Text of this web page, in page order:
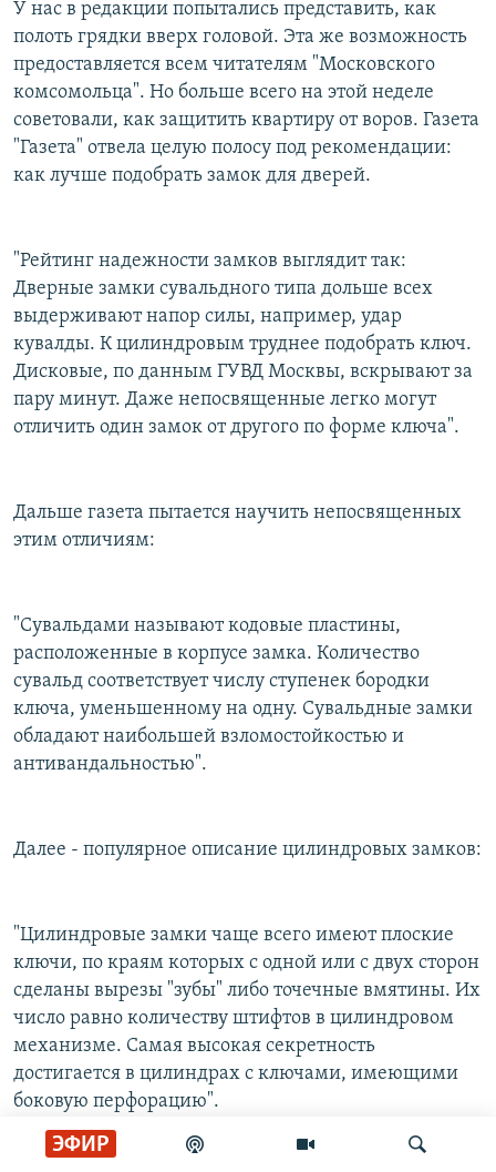
ЭФИР
У нас в редакции попытались представить, как
полоть грядки вверх головой. Эта же возможность
предоставляется всем читателям "Московского
комсомольца". Но больше всего на этой неделе
советовали, как защитить квартиру от воров. Газета
"Газета" отвела целую полосу под рекомендации:
как лучше подобрать замок для дверей.
"Рейтинг надежности замков выглядит так:
Дверные замки сувальдного типа дольше всех
выдерживают напор силы, например, удар
кувалды. К цилиндровым труднее подобрать ключ.
Дисковые, по данным ГУВД Москвы, вскрывают за
пару минут. Даже непосвященные легко могут
отличить один замок от другого по форме ключа".
Дальше газета пытается научить непосвященных
этим отличиям:
"Сувальдами называют кодовые пластины,
расположенные в корпусе замка. Количество
сувальд соответствует числу ступенек бородки
ключа, уменьшенному на одну. Сувальдные замки
обладают наибольшей взломостойкостью и
антивандальностью".
Далее - популярное описание цилиндровых замков:
"Цилиндровые замки чаще всего имеют плоские
ключи, по краям которых с одной или с двух сторон
сделаны вырезы "зубы" либо точечные вмятины. Их
число равно количеству штифтов в цилиндровом
механизме. Самая высокая секретность
достигается в цилиндрах с ключами, имеющими
боковую перфорацию".